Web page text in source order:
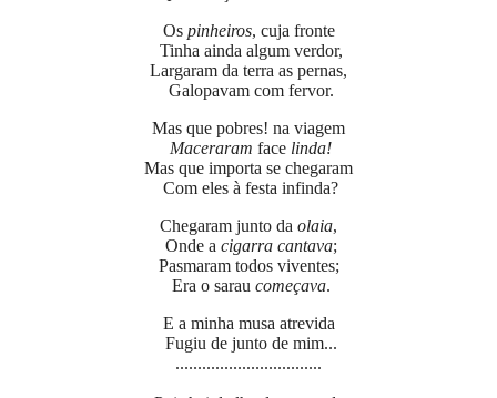
Os pinheiros, cuja fronte
Tinha ainda algum verdor,
Largaram da terra as pernas,
Galopavam com fervor.
Mas que pobres! na viagem
Maceraram face linda!
Mas que importa se chegaram
Com eles à festa infinda?
Chegaram junto da olaia,
Onde a cigarra cantava;
Pasmaram todos viventes;
Era o sarau começava.
E a minha musa atrevida
Fugiu de junto de mim...
.................................